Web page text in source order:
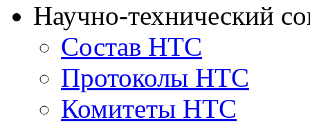
Научно-технический
Состав НТС
Протоколы НТС
Комитеты НТС